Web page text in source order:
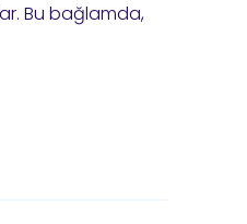
Bu bağlamda,